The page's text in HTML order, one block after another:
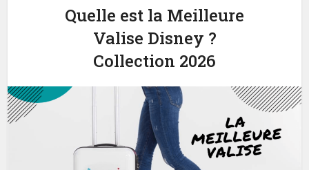
Quelle est la Meilleure
Valise Disney ?
Collection 2026